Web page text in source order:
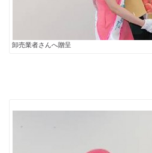
卸売業者さんへ贈呈